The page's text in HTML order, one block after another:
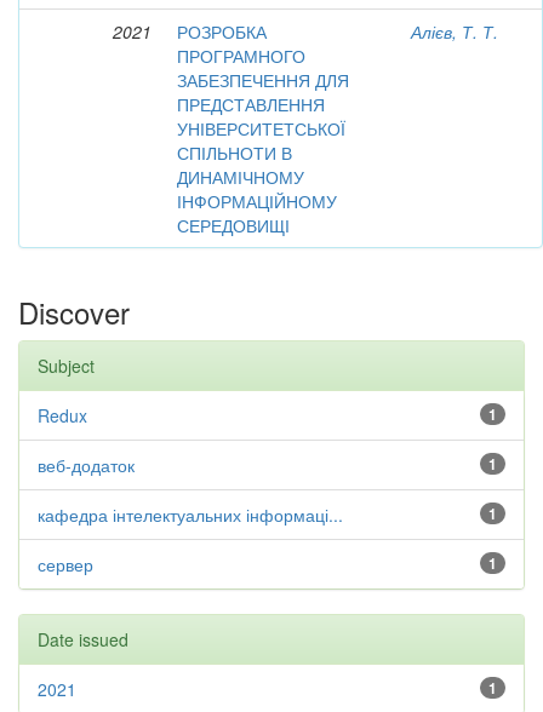
2021
РОЗРОБКА
ПРОГРАМНОГО
ЗАБЕЗПЕЧЕННЯ ДЛЯ
ПРЕДСТАВЛЕННЯ
УНІВЕРСИТЕТСЬКОЇ
СПІЛЬНОТИ В
ДИНАМІЧНОМУ
ІНФОРМАЦІЙНОМУ
СЕРЕДОВИЩІ
Алієв, Т. Т.
Discover
Subject
1
Redux
1
веб-додаток
1
кафедра інтелектуальних інформаці...
1
сервер
Date issued
1
2021